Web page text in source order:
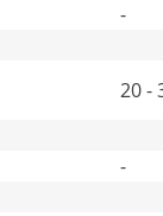
-
20 -
-